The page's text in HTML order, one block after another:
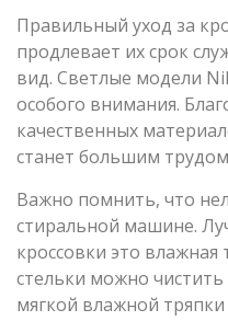
Правильный уход за
продлевает их срок
вид. Светлые модели
особого внимания.
качественных
станет большим
Важно помнить, что
стиральной машине.
кроссовки это
стельки можно
мягкой влажной